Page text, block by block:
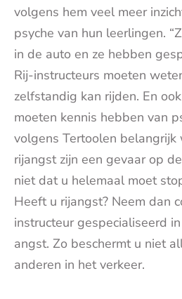
volgens hem veel meer
psyche van hun leerlingen.
in de auto en ze hebben
Rij-instructeurs moeten
zelfstandig kan rijden. En
moeten kennis hebben van
volgens Tertoolen belangrijk
rijangst zijn een gevaar op
niet dat u helemaal moet
Heeft u rijangst? Neem dan
instructeur gespecialiseerd
angst. Zo beschermt u niet
anderen in het verkeer.